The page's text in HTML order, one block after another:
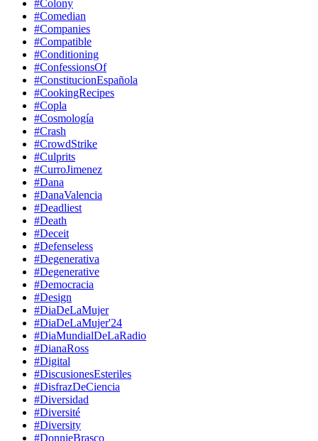
#Colony
#Comedian
#Companies
#Compatible
#Conditioning
#ConfessionsOf
#ConstitucionEspañola
#CookingRecipes
#Copla
#Cosmología
#Crash
#CrowdStrike
#Culprits
#CurroJimenez
#Dana
#DanaValencia
#Deadliest
#Death
#Deceit
#Defenseless
#Degenerativa
#Degenerative
#Democracia
#Design
#DiaDeLaMujer
#DiaDeLaMujer'24
#DiaMundialDeLaRadio
#DianaRoss
#Digital
#DiscusionesEsteriles
#DisfrazDeCiencia
#Diversidad
#Diversité
#Diversity
#DonnieBrasco